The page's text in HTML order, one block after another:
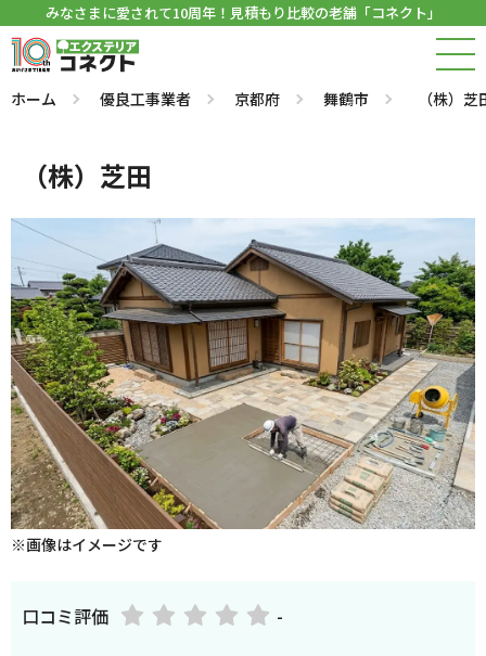
みなさまに愛されて10周年！見積もり比較の老舗「コネクト」
ホーム 優良工事業者 京都府 舞鶴市 （株）芝
（株）芝田
※画像はイメージです
口コミ評価 -